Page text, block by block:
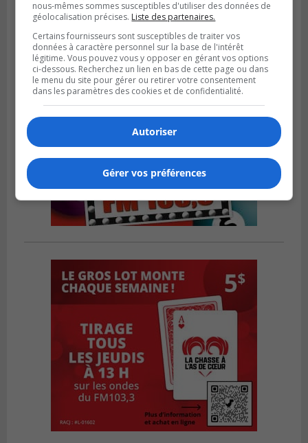
inoffensive
nous-mêmes sommes susceptibles d'utiliser des données de
géolocalisation précises. Liste des partenaires.
Certains fournisseurs sont susceptibles de traiter vos
données à caractère personnel sur la base de l'intérêt
légitime. Vous pouvez vous y opposer en gérant vos options
ci-dessous. Recherchez un lien en bas de cette page ou dans
le menu du site pour gérer ou retirer votre consentement
dans les paramètres des cookies et de confidentialité.
Autoriser
Gérer vos préférences